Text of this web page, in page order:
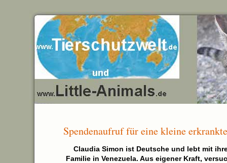
Spendenaufruf für eine kleine
Claudia Simon ist Deutsche und lebt mit
Familie in Venezuela. Aus eigener Kraft,